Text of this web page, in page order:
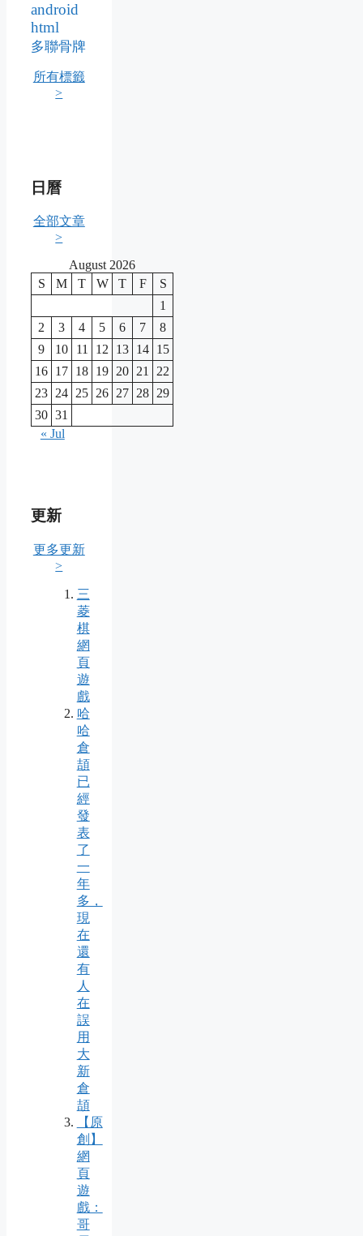
android
html
多聯骨牌
所有標籤
>
日曆
全部文章
>
August 2026
S
M T W T F
S
1
2
3 4 5 6 7
8
9
10 11 12 13 14 15
16 17 18 19 20 21 22
23 24 25 26 27 28 29
30 31
« Jul
更新
更多更新
>
三
菱
棋
網
頁
遊
戲
哈
哈
倉
頡
已
經
發
表
了
一
年
多，
現
在
還
有
人
在
誤
用
大
新
倉
頡
【原
創】
網
頁
遊
戲：
哥